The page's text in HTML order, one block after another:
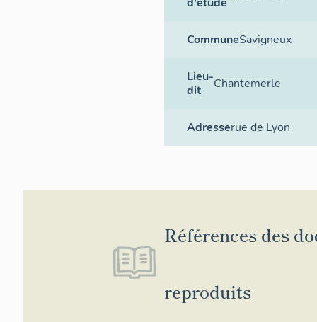
CommuneSavigneux
Lieu-
dit
Chantemerle
Adresserue de Lyon
Références des
reproduits